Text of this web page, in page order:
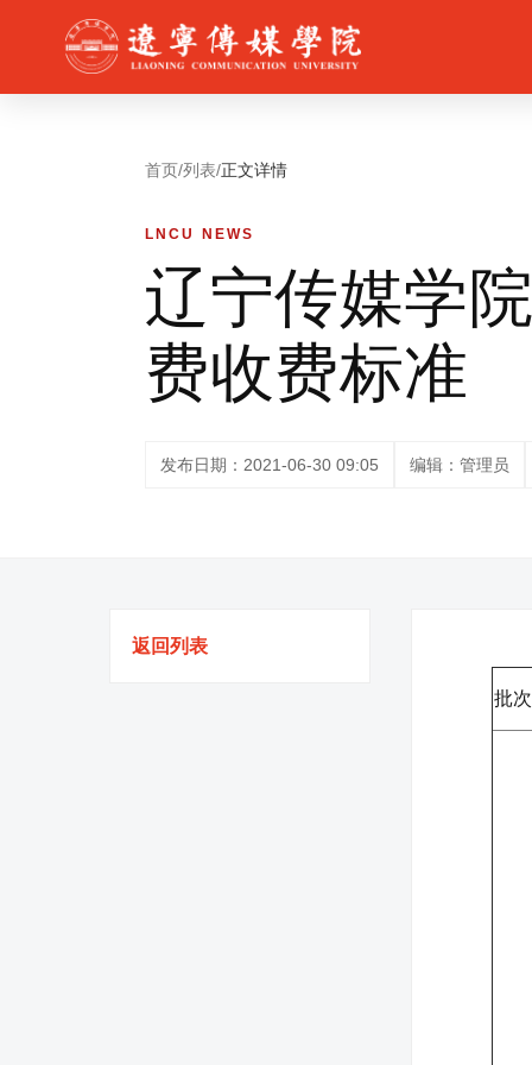
首页/列表/正文详情
LNCU NEWS
辽宁传媒学
费收费标准
发布日期：2021-06-30 09:05 编辑：管理员
返回列表
批次